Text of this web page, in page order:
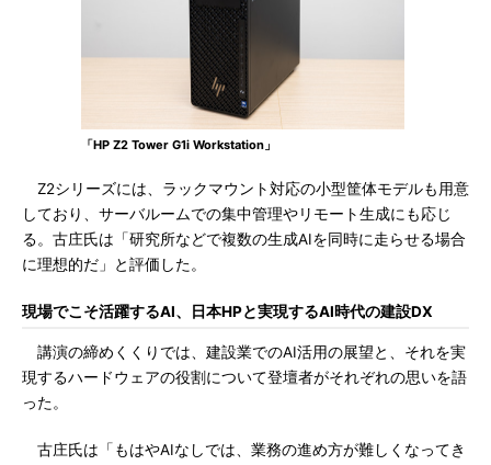
「HP Z2 Tower G1i Workstation」
Z2シリーズには、ラックマウント対応の小型筐体モデルも用意
しており、サーバルームでの集中管理やリモート生成にも応じ
る。古庄氏は「研究所などで複数の生成AIを同時に走らせる場合
に理想的だ」と評価した。
現場でこそ活躍するAI、日本HPと実現するAI時代の建設DX
講演の締めくくりでは、建設業でのAI活用の展望と、それを実
現するハードウェアの役割について登壇者がそれぞれの思いを語
った。
古庄氏は「もはやAIなしでは、業務の進め方が難しくなってき